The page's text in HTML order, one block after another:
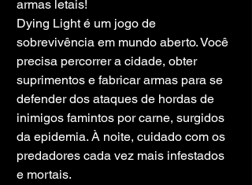
armas letais!
Dying Light é um jogo de
sobrevivência em mundo aberto. Você
precisa percorrer a cidade, obter
suprimentos e fabricar armas para se
defender dos ataques de hordas de
inimigos famintos por carne, surgidos
da epidemia. À noite, cuidado com os
predadores cada vez mais infestados
e mortais.